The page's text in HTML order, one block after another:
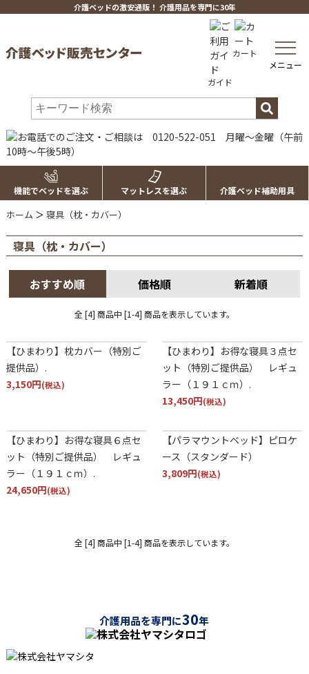
介護ベッドの激安通販！ 介護用品を専門に30年
ガイド
カート
toggle
メニュー
機能でベッドを選ぶ マットレスを選ぶ 介護ベッド補助用具
ホーム ＞ 寝具（枕・カバー）
寝具（枕・カバー）
おすすめ順 価格順 新着順
全 [4] 商品中 [1-4] 商品を表示しています。
【ひまわり】枕カバー（特別ご
提供品）.
3,150円(税込)
【ひまわり】お得な寝具３点セ
ット（特別ご提供品） レギュ
ラー（１９１ｃｍ）.
13,450円(税込)
【ひまわり】お得な寝具６点セ
ット（特別ご提供品） レギュ
ラー（１９１ｃｍ）.
24,650円(税込)
【パラマウントベッド】ピロケ
ース（スタンダード）
3,809円(税込)
全 [4] 商品中 [1-4] 商品を表示しています。
介護用品を専門に30年